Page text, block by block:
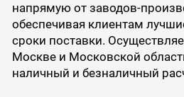
напрямую от заводов-
обеспечивая клиентам
сроки поставки.
Москве и Московской
наличный и безналичный